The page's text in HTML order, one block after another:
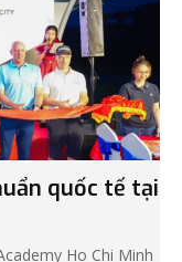
quốc tế tại
Ho Chi Minh